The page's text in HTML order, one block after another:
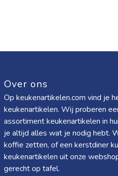
Over ons
Op keukenartikelen.com vind je
keukenartikelen. Wij proberen
assortiment keukenartikelen in
je altijd alles wat je nodig hebt.
koffie zetten, of een kerstdiner
keukenartikelen uit onze
gerecht op tafel.